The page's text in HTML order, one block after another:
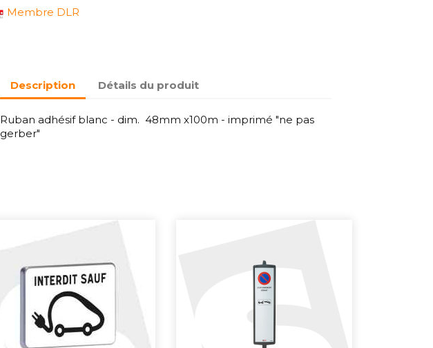
Membre DLR
Description Détails du produit
Ruban adhésif blanc - dim. 48mm x100m - imprimé "ne pas
gerber"